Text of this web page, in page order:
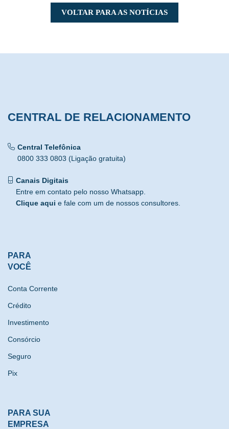
VOLTAR PARA AS NOTÍCIAS
CENTRAL DE RELACIONAMENTO
Central Telefônica
0800 333 0803 (Ligação gratuita)
Canais Digitais
Entre em contato pelo nosso Whatsapp.
Clique aqui e fale com um de nossos consultores.
PARA
VOCÊ
Conta Corrente
Crédito
Investimento
Consórcio
Seguro
Pix
PARA SUA
EMPRESA